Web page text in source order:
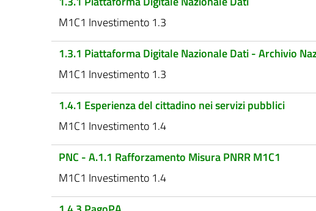
M1C1 Investimento 1.3
1.3.1 Piattaforma Digitale Nazionale Dati - Archivio
M1C1 Investimento 1.3
1.4.1 Esperienza del cittadino nei servizi pubblici
M1C1 Investimento 1.4
PNC - A.1.1 Rafforzamento Misura PNRR M1C1
M1C1 Investimento 1.4